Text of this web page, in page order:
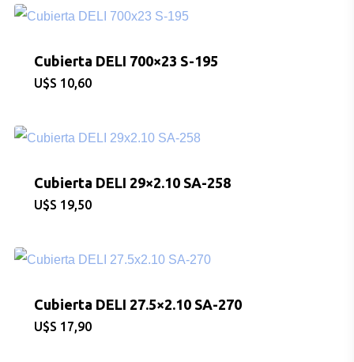
Cubierta DELI 700×23 S-195
$ 10,60
Cubierta DELI 29×2.10 SA-258
$ 19,50
Cubierta DELI 27.5×2.10 SA-270
$ 17,90